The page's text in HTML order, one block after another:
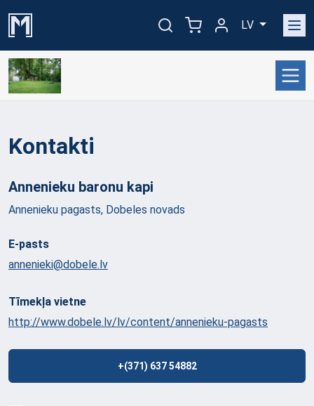
LV
Kontakti
Annenieku baronu kapi
Annenieku pagasts, Dobeles novads
E-pasts
annenieki@dobele.lv
Tīmekļa vietne
http://www.dobele.lv/lv/content/annenieku-pagasts
+(371) 637 54882